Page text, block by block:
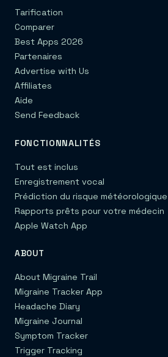
Tarification
Comparer
Best Apps 2026
Partenaires
Advertise with Us
Affiliates
Aide
Send Feedback
FONCTIONNALITÉS
Tout est inclus
Enregistrement vocal
Prédiction du risque météorologique
Rapports prêts pour votre médecin
Apple Watch App
ABOUT
About Migraine Trail
Migraine Tracker App
Headache Diary
Migraine Journal
Symptom Tracker
Trigger Tracking